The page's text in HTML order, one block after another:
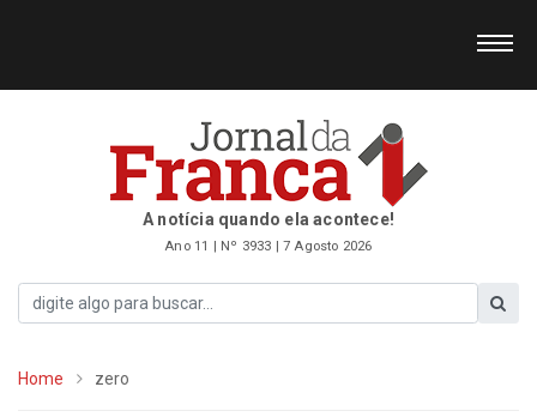
A notícia quando ela acontece!
Ano 11 | Nº 3933 | 7 Agosto 2026
Home zero